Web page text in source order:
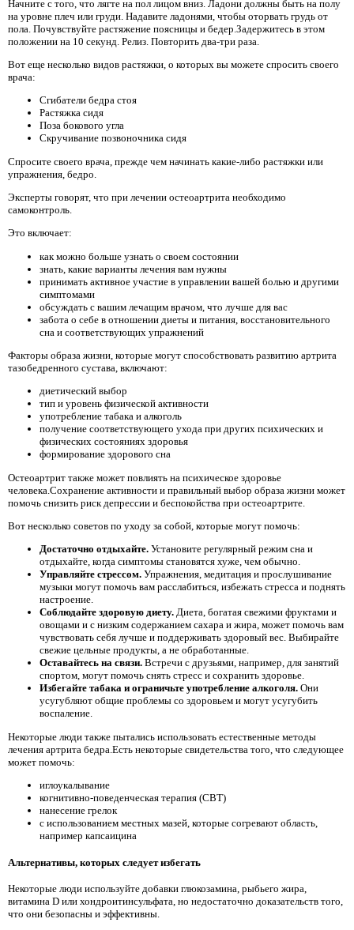
Начните с того, что лягте на пол лицом вниз. Ладони должны быть на полу
на уровне плеч или груди. Надавите ладонями, чтобы оторвать грудь от
пола. Почувствуйте растяжение поясницы и бедер.Задержитесь в этом
положении на 10 секунд. Релиз. Повторить два-три раза.
Вот еще несколько видов растяжки, о которых вы можете спросить своего
врача:
Сгибатели бедра стоя
Растяжка сидя
Поза бокового угла
Скручивание позвоночника сидя
Спросите своего врача, прежде чем начинать какие-либо растяжки или
упражнения, бедро.
Эксперты говорят, что при лечении остеоартрита необходимо
самоконтроль.
Это включает:
как можно больше узнать о своем состоянии
знать, какие варианты лечения вам нужны
принимать активное участие в управлении вашей болью и другими
симптомами
обсуждать с вашим лечащим врачом, что лучше для вас
забота о себе в отношении диеты и питания, восстановительного
сна и соответствующих упражнений
Факторы образа жизни, которые могут способствовать развитию артрита
тазобедренного сустава, включают:
диетический выбор
тип и уровень физической активности
употребление табака и алкоголь
получение соответствующего ухода при других психических и
физических состояниях здоровья
формирование здорового сна
Остеоартрит также может повлиять на психическое здоровье
человека.Сохранение активности и правильный выбор образа жизни может
помочь снизить риск депрессии и беспокойства при остеоартрите.
Вот несколько советов по уходу за собой, которые могут помочь:
Достаточно отдыхайте. Установите регулярный режим сна и
отдыхайте, когда симптомы становятся хуже, чем обычно.
Управляйте стрессом. Упражнения, медитация и прослушивание
музыки могут помочь вам расслабиться, избежать стресса и поднять
настроение.
Соблюдайте здоровую диету. Диета, богатая свежими фруктами и
овощами и с низким содержанием сахара и жира, может помочь вам
чувствовать себя лучше и поддерживать здоровый вес. Выбирайте
свежие цельные продукты, а не обработанные.
Оставайтесь на связи. Встречи с друзьями, например, для занятий
спортом, могут помочь снять стресс и сохранить здоровье.
Избегайте табака и ограничьте употребление алкоголя. Они
усугубляют общие проблемы со здоровьем и могут усугубить
воспаление.
Некоторые люди также пытались использовать естественные методы
лечения артрита бедра.Есть некоторые свидетельства того, что следующее
может помочь:
иглоукалывание
когнитивно-поведенческая терапия (CBT)
нанесение грелок
с использованием местных мазей, которые согревают область,
например капсаицина
Альтернативы, которых следует избегать
Некоторые люди используйте добавки глюкозамина, рыбьего жира,
витамина D или хондроитинсульфата, но недостаточно доказательств того,
что они безопасны и эффективны.